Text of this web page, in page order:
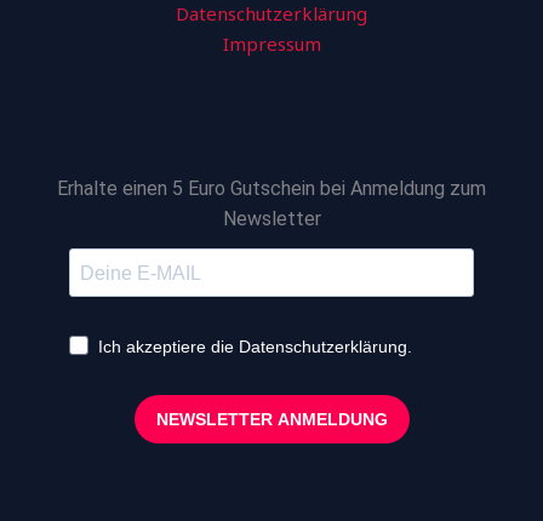
Datenschutzerklärung
Impressum
Erhalte einen 5 Euro Gutschein bei Anmeldung zum
Newsletter
Ich akzeptiere die Datenschutzerklärung.
NEWSLETTER ANMELDUNG